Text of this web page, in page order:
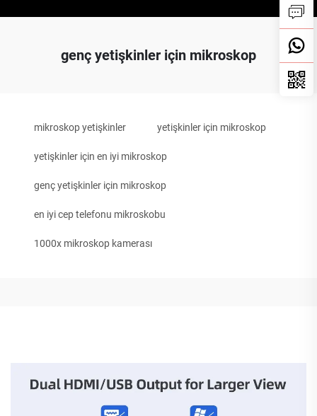
genç yetişkinler için mikroskop
mikroskop yetişkinler yetişkinler için mikroskop
yetişkinler için en iyi mikroskop
genç yetişkinler için mikroskop
en iyi cep telefonu mikroskobu
1000x mikroskop kamerası